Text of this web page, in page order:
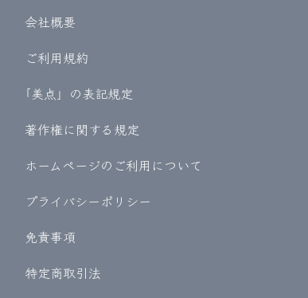
会社概要
ご利用規約
｢美点」の表記規定
著作権に関する規定
ホームページのご利用について
プライバシーポリシー
免責事項
特定商取引法